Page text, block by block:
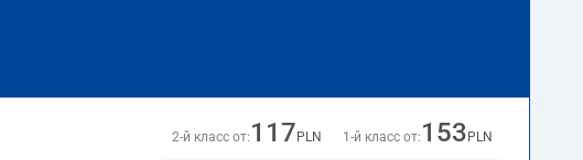
2-й класс от: 117 PLN 1-й класс от: 153 PLN